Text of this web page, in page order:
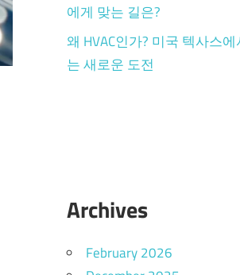
에게 맞는 길은?
왜 HVAC인가? 미국 텍사스
는 새로운 도전
Archives
February 2026